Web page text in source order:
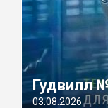
Гудвилл
03.08.2026